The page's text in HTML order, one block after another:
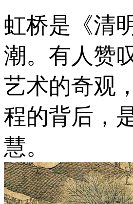
虹桥是《清
潮。有人赞
艺术的奇观
程的背后，
慧。